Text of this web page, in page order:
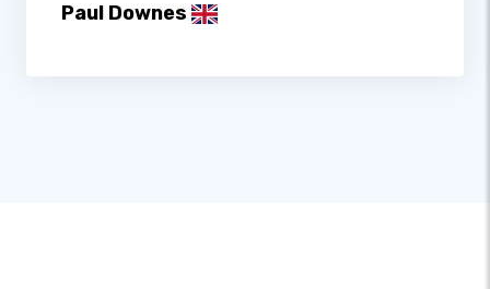
Paul Downes